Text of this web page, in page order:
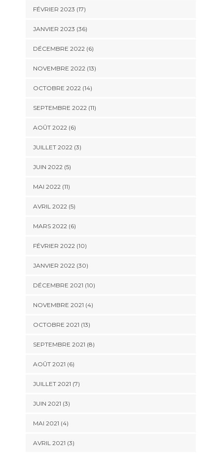
FÉVRIER 2023 (17)
JANVIER 2023 (36)
DÉCEMBRE 2022 (6)
NOVEMBRE 2022 (13)
OCTOBRE 2022 (14)
SEPTEMBRE 2022 (11)
AOÛT 2022 (6)
JUILLET 2022 (3)
JUIN 2022 (5)
MAI 2022 (11)
AVRIL 2022 (5)
MARS 2022 (6)
FÉVRIER 2022 (10)
JANVIER 2022 (30)
DÉCEMBRE 2021 (10)
NOVEMBRE 2021 (4)
OCTOBRE 2021 (13)
SEPTEMBRE 2021 (8)
AOÛT 2021 (6)
JUILLET 2021 (7)
JUIN 2021 (3)
MAI 2021 (4)
AVRIL 2021 (3)